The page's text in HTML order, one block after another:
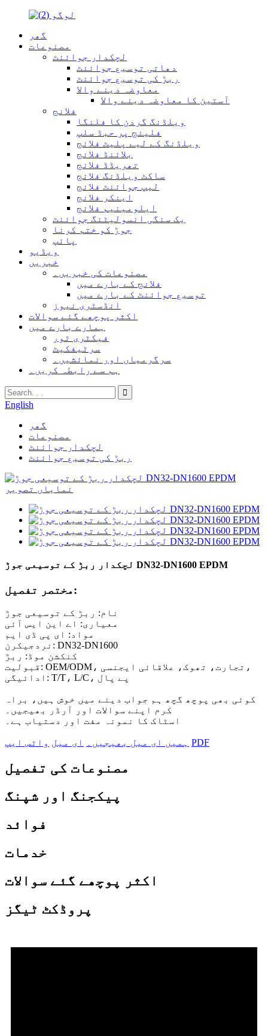
گھر
مصنوعات
لچکدار جوائنٹ
دھاتی توسیع جوائنٹ
ربڑ کی توسیع جوائنٹ
معاوضہ دینے والا
آستین کا معاوضہ دینے والا
فلانج
ویلڈنگ گردن کا فلنگا
فلینج پر حبڈ سلپ
ویلڈنگ کے لیے پلیٹ فلانج
بلائنڈ فلانج
تھریڈڈ فلانج
ساکٹ ویلڈنگ فلانج
لیپ جوائنٹ فلانج
اینکر فلانج
ایلومینیم فلانج
یک سنگی انسولیٹنگ جوائنٹ
جوڑ کو ختم کرنا
پائپ
ویڈیو
خبریں
مصنوعات کی خبریں۔
فلانج کے بارے میں
توسیع جوائنٹ کے بارے میں
انڈسٹری نیوز
اکثر پوچھے گئے سوالات
ہمارے بارے میں
فیکٹری ٹور
سرٹیفکیٹ
سرگرمیاں اور نمائشیں۔
ہم سے رابطہ کریں۔
English
گھر
مصنوعات
لچکدار جوائنٹ
ربڑ کی توسیع جوائنٹ
لچکدار ربڑ کے توسیعی جوڑ DN32-DN1600 EPDM
مختصر تفصیل:
نام: ربڑ کے توسیعی جوڑ
معیاری: اے این ایس آئی
مواد: ای پی ڈی ایم
نردجیکرن: DN32-DN1600
کنکشن موڈ: ربڑ
قبولیت: OEM/ODM، تجارت، تھوک، علاقائی ایجنسی،
ادائیگی: T/T، L/C، پے پال
کوئی بھی پوچھ گچھ ہم جواب دینے میں خوش ہیں، براہ
کرم اپنے سوالات اور آرڈر بھیجیں۔
اسٹاک کا نمونہ مفت اور دستیاب ہے۔
ہمیں ای میل بھیجیں۔ ای میل واٹس ایپ PDF
مصنوعات کی تفصیل
پیکجنگ اور شپنگ
فوائد
خدمات
اکثر پوچھے گئے سوالات
پروڈکٹ ٹیگز